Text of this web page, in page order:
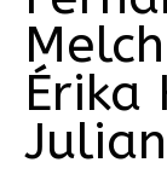
Érika